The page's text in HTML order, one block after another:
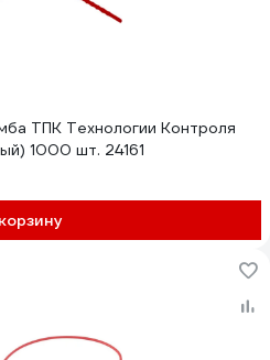
ТПК Технологии Контроля
1000 шт. 24161